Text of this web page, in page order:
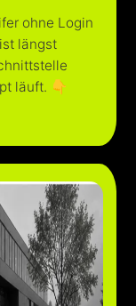
ohne Login
längst
läuft. 👇